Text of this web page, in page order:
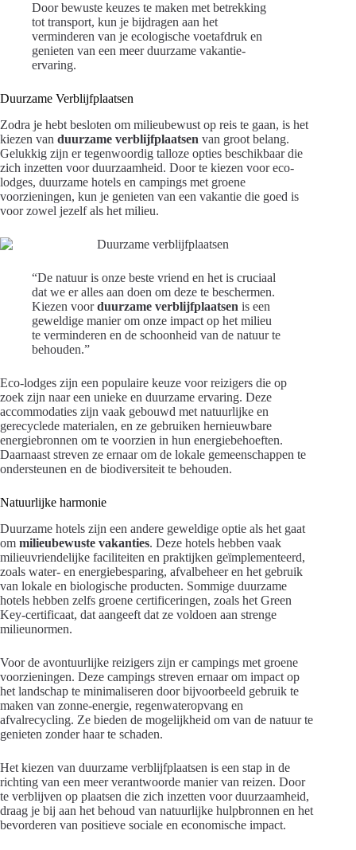
Door bewuste keuzes te maken met betrekking
tot transport, kun je bijdragen aan het
verminderen van je ecologische voetafdruk en
genieten van een meer duurzame vakantie-
ervaring.
Duurzame Verblijfplaatsen
Zodra je hebt besloten om milieubewust op reis te gaan, is het
kiezen van duurzame verblijfplaatsen van groot belang.
Gelukkig zijn er tegenwoordig talloze opties beschikbaar die
zich inzetten voor duurzaamheid. Door te kiezen voor eco-
lodges, duurzame hotels en campings met groene
voorzieningen, kun je genieten van een vakantie die goed is
voor zowel jezelf als het milieu.
“De natuur is onze beste vriend en het is cruciaal
dat we er alles aan doen om deze te beschermen.
Kiezen voorduurzame verblijfplaatsen is een
geweldige manier om onze impact op het milieu
te verminderen en de schoonheid van de natuur te
behouden.”
Eco-lodges zijn een populaire keuze voor reizigers die op
zoek zijn naar een unieke en duurzame ervaring. Deze
accommodaties zijn vaak gebouwd met natuurlijke en
gerecyclede materialen, en ze gebruiken hernieuwbare
energiebronnen om te voorzien in hun energiebehoeften.
Daarnaast streven ze ernaar om de lokale gemeenschappen te
ondersteunen en de biodiversiteit te behouden.
Natuurlijke harmonie
Duurzame hotels zijn een andere geweldige optie als het gaat
om milieubewuste vakanties. Deze hotels hebben vaak
milieuvriendelijke faciliteiten en praktijken geïmplementeerd,
zoals water- en energiebesparing, afvalbeheer en het gebruik
van lokale en biologische producten. Sommige duurzame
hotels hebben zelfs groene certificeringen, zoals het Green
Key-certificaat, dat aangeeft dat ze voldoen aan strenge
milieunormen.
Voor de avontuurlijke reizigers zijn er campings met groene
voorzieningen. Deze campings streven ernaar om impact op
het landschap te minimaliseren door bijvoorbeeld gebruik te
maken van zonne-energie, regenwateropvang en
afvalrecycling. Ze bieden de mogelijkheid om van de natuur te
genieten zonder haar te schaden.
Het kiezen van duurzame verblijfplaatsen is een stap in de
richting van een meer verantwoorde manier van reizen. Door
te verblijven op plaatsen die zich inzetten voor duurzaamheid,
draag je bij aan het behoud van natuurlijke hulpbronnen en het
bevorderen van positieve sociale en economische impact.